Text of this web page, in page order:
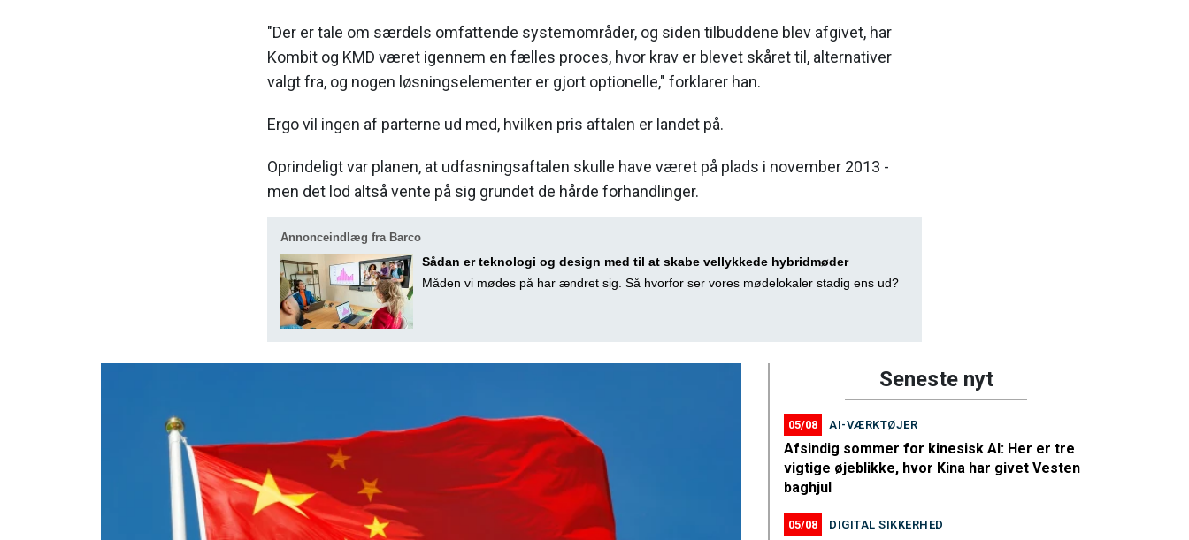
"Der er tale om særdels omfattende systemområder, og siden tilbuddene blev afgivet, har
Kombit og KMD været igennem en fælles proces, hvor krav er blevet skåret til, alternativer
valgt fra, og nogen løsningselementer er gjort optionelle," forklarer han.
Ergo vil ingen af parterne ud med, hvilken pris aftalen er landet på.
Oprindeligt var planen, at udfasningsaftalen skulle have været på plads i november 2013 -
men det lod altså vente på sig grundet de hårde forhandlinger.
Annonceindlæg fra Barco
Sådan er teknologi og design med til at skabe vellykkede hybridmøder
Måden vi mødes på har ændret sig. Så hvorfor ser vores mødelokaler stadig ens ud?
Seneste nyt
05/08 AI-VÆRKTØJER
Afsindig sommer for kinesisk AI: Her er tre
vigtige øjeblikke, hvor Kina har givet Vesten
baghjul
05/08 DIGITAL SIKKERHED